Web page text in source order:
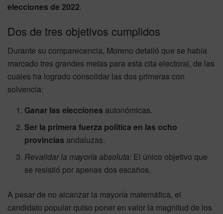
elecciones de 2022.
Dos de tres objetivos cumplidos
Durante su comparecencia, Moreno detalló que se había
marcado tres grandes metas para esta cita electoral, de las
cuales ha logrado consolidar las dos primeras con
solvencia:
Ganar las elecciones autonómicas.
Ser la primera fuerza política en las ocho
provincias andaluzas.
Revalidar la mayoría absoluta: El único objetivo que
se resistió por apenas dos escaños.
A pesar de no alcanzar la mayoría matemática, el
candidato popular quiso poner en valor la magnitud de los